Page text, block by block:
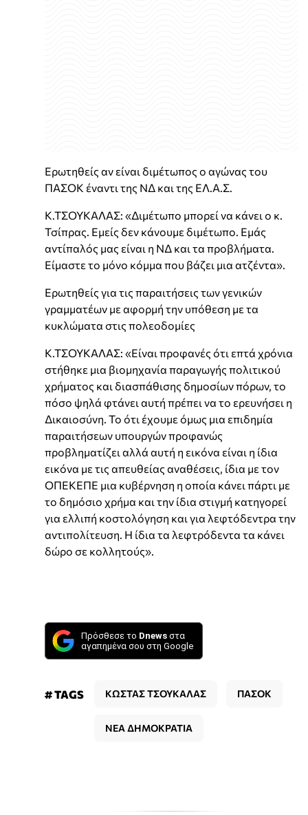
Ερωτηθείς αν είναι διμέτωπος ο αγώνας του
ΠΑΣΟΚ έναντι της ΝΔ και της ΕΛ.Α.Σ.
Κ.ΤΣΟΥΚΑΛΑΣ: «Διμέτωπο μπορεί να κάνει ο κ.
Τσίπρας. Εμείς δεν κάνουμε διμέτωπο. Εμάς
αντίπαλός μας είναι η ΝΔ και τα προβλήματα.
Είμαστε το μόνο κόμμα που βάζει μια ατζέντα».
Ερωτηθείς για τις παραιτήσεις των γενικών
γραμματέων με αφορμή την υπόθεση με τα
κυκλώματα στις πολεοδομίες
Κ.ΤΣΟΥΚΑΛΑΣ: «Είναι προφανές ότι επτά χρόνια
στήθηκε μια βιομηχανία παραγωγής πολιτικού
χρήματος και διασπάθισης δημοσίων πόρων, το
πόσο ψηλά φτάνει αυτή πρέπει να το ερευνήσει η
Δικαιοσύνη. Το ότι έχουμε όμως μια επιδημία
παραιτήσεων υπουργών προφανώς
προβληματίζει αλλά αυτή η εικόνα είναι η ίδια
εικόνα με τις απευθείας αναθέσεις, ίδια με τον
ΟΠΕΚΕΠΕ μια κυβέρνηση η οποία κάνει πάρτι με
το δημόσιο χρήμα και την ίδια στιγμή κατηγορεί
για ελλιπή κοστολόγηση και για λεφτόδεντρα την
αντιπολίτευση. Η ίδια τα λεφτρόδεντα τα κάνει
δώρο σε κολλητούς».
Πρόσθεσε το Dnews στα
αγαπημένα σου στη Google
# TAGS ΚΩΣΤΑΣ ΤΣΟΥΚΑΛΑΣ ΠΑΣΟΚ
ΝΕΑ ΔΗΜΟΚΡΑΤΙΑ